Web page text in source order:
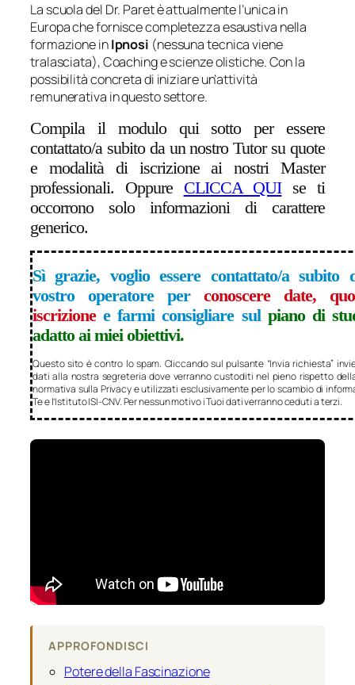
La scuola del Dr. Paret è attualmente l’unica in
Europa che fornisce completezza esaustiva nella
formazione inIpnosi (nessuna tecnica viene
tralasciata), Coaching e scienze olistiche. Con la
possibilità concreta di iniziare un’attività
remunerativa in questo settore.
Compila il modulo qui sotto per essere
contattato/a subito da un nostro Tutor su quote
e modalità di iscrizione ai nostri Master
professionali. Oppure CLICCA QUIse ti
occorrono solo informazioni di carattere
generico.
Sì grazie, voglio essere contattato/a subito
vostro operatore per conoscere date,
iscrizionee farmi consigliare sul piano di
adatto ai miei obiettivi.
Questo sito è contro lo spam. Cliccando sul pulsante “Invia richiesta”
dati alla nostra segreteria dove verranno custoditi nel pieno rispetto
normativa sulla Privacy e utilizzati esclusivamente per lo scambio di
Te e l’Istituto ISI-CNV. Per nessun motivo i Tuoi dati verranno ceduti a terzi.
APPROFONDISCI
Potere della Fascinazione